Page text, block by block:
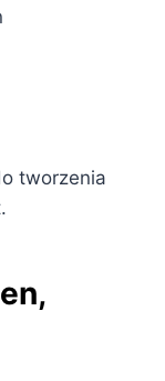
tworzenia